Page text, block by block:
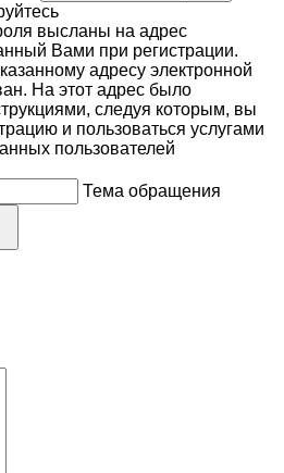
высланы на адрес
Вами при регистрации.
адресу электронной
На этот адрес было
следуя которым, вы
и пользоваться услугами
пользователей
Тема обращения